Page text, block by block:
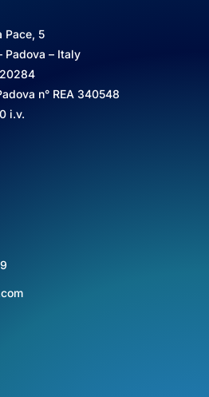
Pace, 5
Padova – Italy
n° REA 340548
i.v.